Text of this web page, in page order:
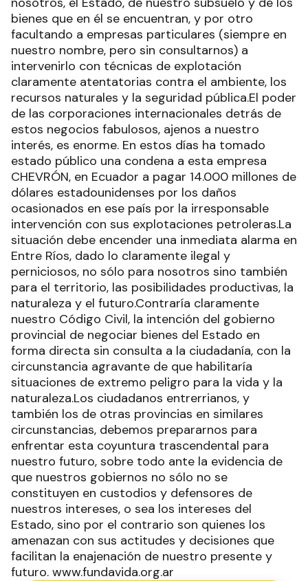
bienes que en él se encuentran, y por otro
facultando a empresas particulares (siempre en
nuestro nombre, pero sin consultarnos) a
intervenirlo con técnicas de explotación
claramente atentatorias contra el ambiente, los
recursos naturales y la seguridad pública.El poder
de las corporaciones internacionales detrás de
estos negocios fabulosos, ajenos a nuestro
interés, es enorme. En estos días ha tomado
estado público una condena a esta empresa
CHEVRÓN, en Ecuador a pagar 14.000 millones de
dólares estadounidenses por los daños
ocasionados en ese país por la irresponsable
intervención con sus explotaciones petroleras.La
situación debe encender una inmediata alarma en
Entre Ríos, dado lo claramente ilegal y
perniciosos, no sólo para nosotros sino también
para el territorio, las posibilidades productivas, la
naturaleza y el futuro.Contraría claramente
nuestro Código Civil, la intención del gobierno
provincial de negociar bienes del Estado en
forma directa sin consulta a la ciudadanía, con la
circunstancia agravante de que habilitaría
situaciones de extremo peligro para la vida y la
naturaleza.Los ciudadanos entrerrianos, y
también los de otras provincias en similares
circunstancias, debemos prepararnos para
enfrentar esta coyuntura trascendental para
nuestro futuro, sobre todo ante la evidencia de
que nuestros gobiernos no sólo no se
constituyen en custodios y defensores de
nuestros intereses, o sea los intereses del
Estado, sino por el contrario son quienes los
amenazan con sus actitudes y decisiones que
facilitan la enajenación de nuestro presente y
futuro. www.fundavida.org.ar